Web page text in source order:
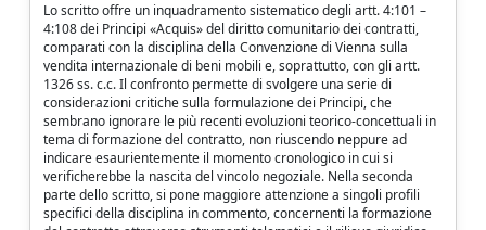
Lo scritto offre un inquadramento sistematico degli artt. 4:101 –
4:108 dei Principi «Acquis» del diritto comunitario dei contratti,
comparati con la disciplina della Convenzione di Vienna sulla
vendita internazionale di beni mobili e, soprattutto, con gli artt.
1326 ss. c.c. Il confronto permette di svolgere una serie di
considerazioni critiche sulla formulazione dei Principi, che
sembrano ignorare le più recenti evoluzioni teorico-concettuali in
tema di formazione del contratto, non riuscendo neppure ad
indicare esaurientemente il momento cronologico in cui si
verificherebbe la nascita del vincolo negoziale. Nella seconda
parte dello scritto, si pone maggiore attenzione a singoli profili
specifici della disciplina in commento, concernenti la formazione